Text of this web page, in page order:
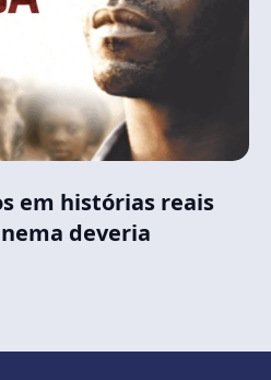
em histórias reais
deveria